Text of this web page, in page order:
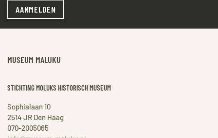
AANMELDEN
MUSEUM MALUKU
STICHTING MOLUKS HISTORISCH MUSEUM
Sophialaan 10
2514 JR Den Haag
070-2005065